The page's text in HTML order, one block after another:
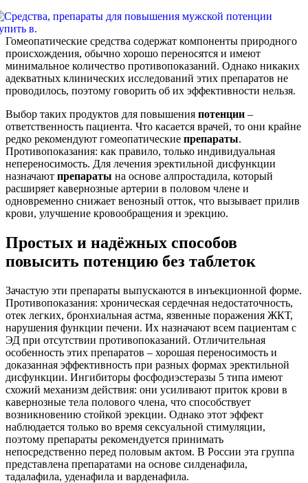
Гомеопатические средства содержат компоненты природного
происхождения, обычно хорошо переносятся и имеют
минимальное количество противопоказаний. Однако никаких
адекватных клинических исследований этих препаратов не
проводилось, поэтому говорить об их эффективности нельзя.
Выбор таких продуктов для повышения потенции –
ответственность пациента. Что касается врачей, то они крайне
редко рекомендуют гомеопатические препараты.
Противопоказания: как правило, только индивидуальная
непереносимость. Для лечения эректильной дисфункции
назначают препараты на основе алпростадила, который
расширяет кавернозные артерии в половом члене и
одновременно снижает венозный отток, что вызывает прилив
крови, улучшение кровообращения и эрекцию.
Простых и надёжных способов
повысить потенцию без таблеток
Зачастую эти препараты выпускаются в инъекционной форме.
Противопоказания: хроническая сердечная недостаточность,
отек легких, бронхиальная астма, язвенные поражения ЖКТ,
нарушения функции печени. Их назначают всем пациентам с
ЭД при отсутствии противопоказаний. Отличительная
особенность этих препаратов – хорошая переносимость и
доказанная эффективность при разных формах эректильной
дисфункции. Ингибиторы фосфодиэстеразы 5 типа имеют
схожий механизм действия: они усиливают приток крови в
кавернозные тела полового члена, что способствует
возникновению стойкой эрекции. Однако этот эффект
наблюдается только во время сексуальной стимуляции,
поэтому препараты рекомендуется принимать
непосредственно перед половым актом. В России эта группа
представлена препаратами на основе силденафила,
тадалафила, уденафила и варденафила.